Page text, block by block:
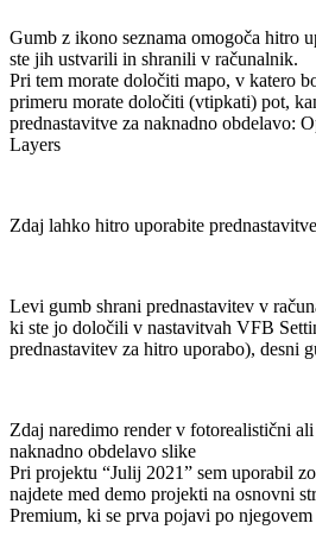
Gumb z ikono seznama omogoča hitro
ste jih ustvarili in shranili v računalnik.
Pri tem morate določiti mapo, v katero
primeru morate določiti (vtipkati) pot,
prednastavitve za naknadno obdelavo:
Layers
Zdaj lahko hitro uporabite
Levi gumb shrani prednastavitev v
ki ste jo določili v nastavitvah VFB
prednastavitev za hitro uporabo), desni
Zdaj naredimo render v fotorealistični
naknadno obdelavo slike
Pri projektu “Julij 2021” sem uporabil
najdete med demo projekti na osnovni
Premium, ki se prva pojavi po njegovem